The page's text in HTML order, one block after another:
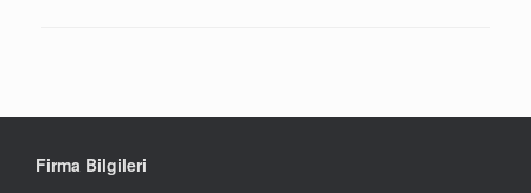
Firma Bilgileri